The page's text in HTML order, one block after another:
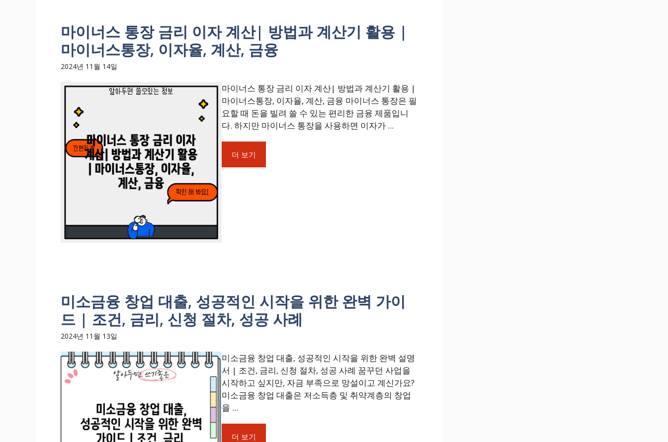
마이너스 통장 금리 이자 계산| 방법과 계산기 활용 |
마이너스통장, 이자율, 계산, 금융
2024년 11월 14일
마이너스 통장 금리 이자 계산| 방법과 계산기 활용 |
마이너스통장, 이자율, 계산, 금융 마이너스 통장은 필
요할 때 돈을 빌려 쓸 수 있는 편리한 금융 제품입니
다. 하지만 마이너스 통장을 사용하면 이자가 ...
더 보기
미소금융 창업 대출, 성공적인 시작을 위한 완벽 가이
드 | 조건, 금리, 신청 절차, 성공 사례
2024년 11월 13일
미소금융 창업 대출, 성공적인 시작을 위한 완벽 설명
서 | 조건, 금리, 신청 절차, 성공 사례 꿈꾸던 사업을
시작하고 싶지만, 자금 부족으로 망설이고 계신가요?
미소금융 창업 대출은 저소득층 및 취약계층의 창업
을 ...
더 보기